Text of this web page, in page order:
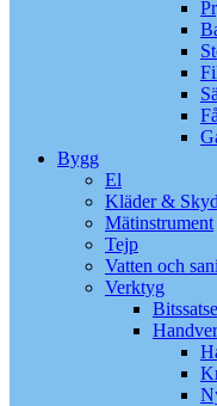
Bygg
El
Kläder &
Mätinstrument
Tejp
Vatten och
Verktyg